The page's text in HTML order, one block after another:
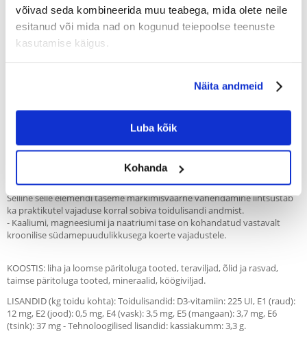
võivad seda kombineerida muu teabega, mida olete neile
esitanud või mida nad on kogunud teiepoolse teenuste
kasutamise käigus.
Näita andmeid
Luba kõik
Kohanda
4.8 KG TASUTA KOHALETOIMETAMINE 46.56 €
SAADAME 48 TUNNI JOOKSUL
Täielik märgtoit täiskasvanud südamepuudulikkusega koertele:
- Toitained, mis on kasulikud südamelihasele.
- Vähendatud naatriumi sisaldus toidus piirab vee ja naatriumi kogust,
mis säilib organismis, nagu on täheldatud südamehaigusega koertel.
Selline selle elemendi taseme märkimisväärne vähendamine lihtsustab
ka praktikutel vajaduse korral sobiva toidulisandi andmist.
- Kaaliumi, magneesiumi ja naatriumi tase on kohandatud vastavalt
kroonilise südamepuudulikkusega koerte vajadustele.
KOOSTIS: liha ja loomse päritoluga tooted, teraviljad, õlid ja rasvad,
taimse päritoluga tooted, mineraalid, köögiviljad.
LISANDID (kg toidu kohta): Toidulisandid: D3-vitamiin: 225 UI, E1 (raud):
12 mg, E2 (jood): 0,5 mg, E4 (vask): 3,5 mg, E5 (mangaan): 3,7 mg, E6
(tsink): 37 mg - Tehnoloogilised lisandid: kassiakumm: 3,3 g.